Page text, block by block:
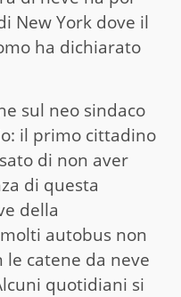
New York dove il
ha dichiarato
sul neo sindaco
il primo cittadino
di non aver
di questa
della
autobus non
catene da neve
quotidiani si